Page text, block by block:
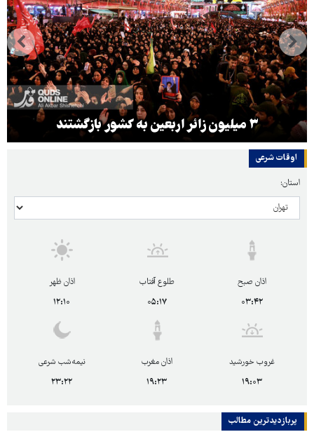
۳ میلیون زائر اربعین به کشور بازگشتند
اوقات شرعی
استان:
اذان صبح
۰۳:۴۲
طلوع آفتاب
۰۵:۱۷
اذان ظهر
۱۲:۱۰
غروب خورشید
۱۹:۰۳
اذان مغرب
۱۹:۲۳
نیمه‌شب شرعی
۲۳:۲۲
پربازدیدترین‌ مطالب